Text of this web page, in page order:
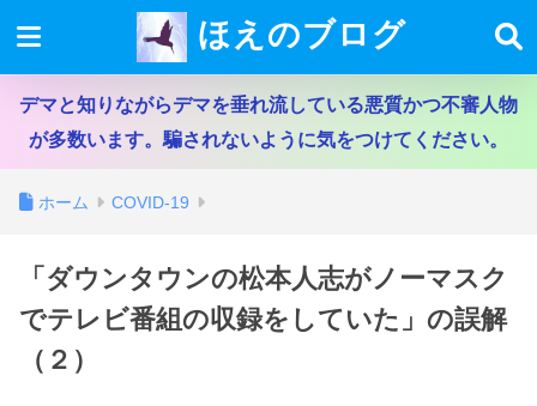
ほえのブログ
デマと知りながらデマを垂れ流している悪質かつ不審人物
が多数います。騙されないように気をつけてください。
ホーム COVID-19
「ダウンタウンの松本人志がノーマスク
でテレビ番組の収録をしていた」の誤解
（２）